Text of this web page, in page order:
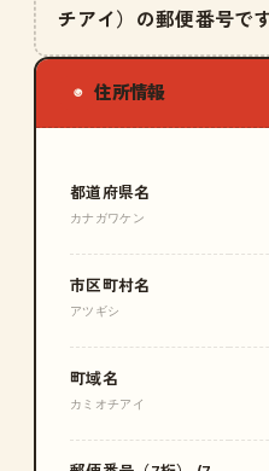
チアイ）の郵便番号です
◉ 住所情報
都道府県名
カナガワケン
市区町村名
アツギシ
町域名
カミオチアイ